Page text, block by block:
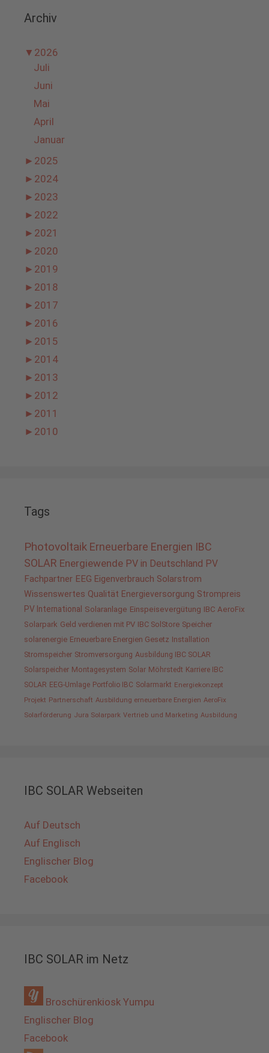
Archiv
▼ 2026
Juli
Juni
Mai
April
Januar
► 2025
► 2024
► 2023
► 2022
► 2021
► 2020
► 2019
► 2018
► 2017
► 2016
► 2015
► 2014
► 2013
► 2012
► 2011
► 2010
Tags
Photovoltaik Erneuerbare Energien IBC
SOLAR Energiewende PV in Deutschland PV
Fachpartner EEG Eigenverbrauch Solarstrom
Wissenswertes Qualität Energieversorgung Strompreis
PV International Solaranlage Einspeisevergütung IBC AeroFix
Solarpark Geld verdienen mit PV IBC SolStore Speicher
solarenergie Erneuerbare Energien Gesetz Installation
Stromspeicher Stromversorgung Ausbildung IBC SOLAR
Solarspeicher Montagesystem Solar Möhrstedt Karriere IBC
SOLAR EEG-Umlage Portfolio IBC Solarmarkt Energiekonzept
Projekt Partnerschaft Ausbildung erneuerbare Energien AeroFix
Solarförderung Jura Solarpark Vertrieb und Marketing Ausbildung
IBC SOLAR Webseiten
Auf Deutsch
Auf Englisch
Englischer Blog
Facebook
IBC SOLAR im Netz
Broschürenkiosk Yumpu
Englischer Blog
Facebook